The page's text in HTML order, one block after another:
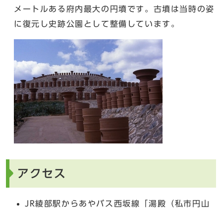
メートルある府内最大の円墳です。古墳は当時の姿
に復元し史跡公園として整備しています。
アクセス
JR綾部駅からあやバス西坂線「湯殿（私市円山